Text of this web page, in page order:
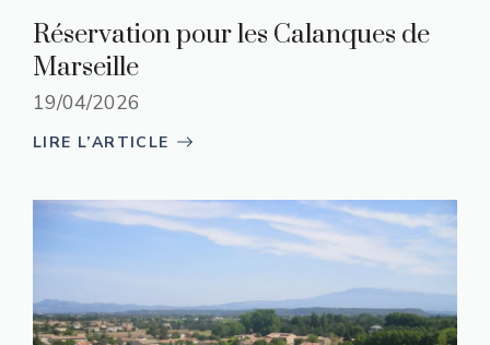
Réservation pour les Calanques de
Marseille
19/04/2026
LIRE L’ARTICLE